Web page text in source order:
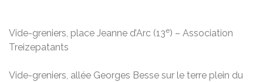
Vide-greniers, place Jeanne d’Arc (13e) – Association
Treizepatants
Vide-greniers, allée Georges Besse sur le terre plein du